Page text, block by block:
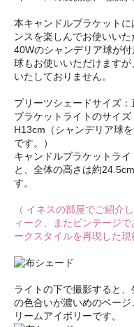
本キャンドルブラケット
ンスを楽しんでお使いい
40Wのシャンデリア球が
球もお使いいただけます
いたしておりません。
プリーツシェードサイズ
ブラケットライトのサイ
H13cm（シャンデリア球
です。）
キャンドルブラケットラ
と、全体の高さは約
す。
（ イネスの部屋でご紹介
ィーク、またビンテージ
ークスタイルを再現した現
ライトの下で撮影すると
の色合いが濃いめのベー
リームアイボリーです。